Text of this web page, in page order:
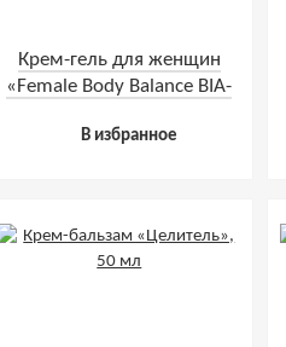
Крем-гель для женщин
«Female Body Balance BIA-
В избранное